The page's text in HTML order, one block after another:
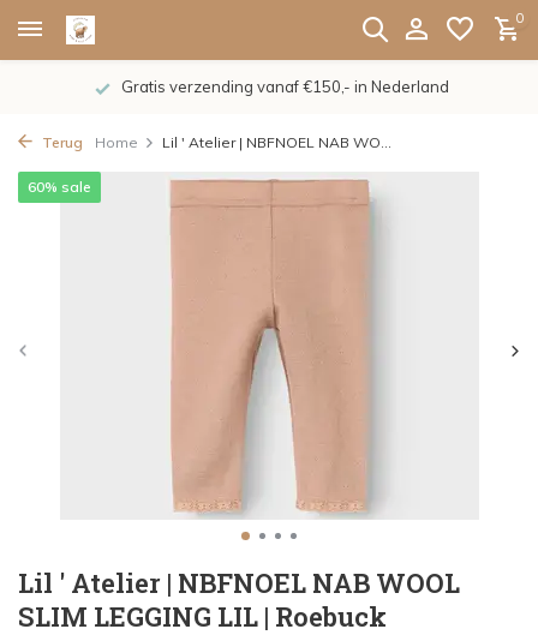
0
Gratis verzending vanaf €150,- in Nederland
Terug Home Lil ' Atelier | NBFNOEL NAB WO...
Lil ' Atelier | NBFNOEL NAB WOOL
SLIM LEGGING LIL | Roebuck
60% sale